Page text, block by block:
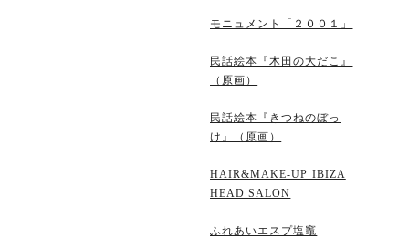
モニュメント「２００１」
民話絵本『木田の大だこ』
（原画）
民話絵本『きつねのぼっ
け』（原画）
HAIR&MAKE-UP IBIZA
HEAD SALON
ふれあいエスプ塩竈